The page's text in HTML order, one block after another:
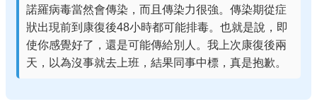
諾羅病毒當然會傳染，而且傳染力很強。傳染期從症
狀出現前到康復後48小時都可能排毒。也就是說，即
使你感覺好了，還是可能傳給別人。我上次康復後兩
天，以為沒事就去上班，結果同事中標，真是抱歉。